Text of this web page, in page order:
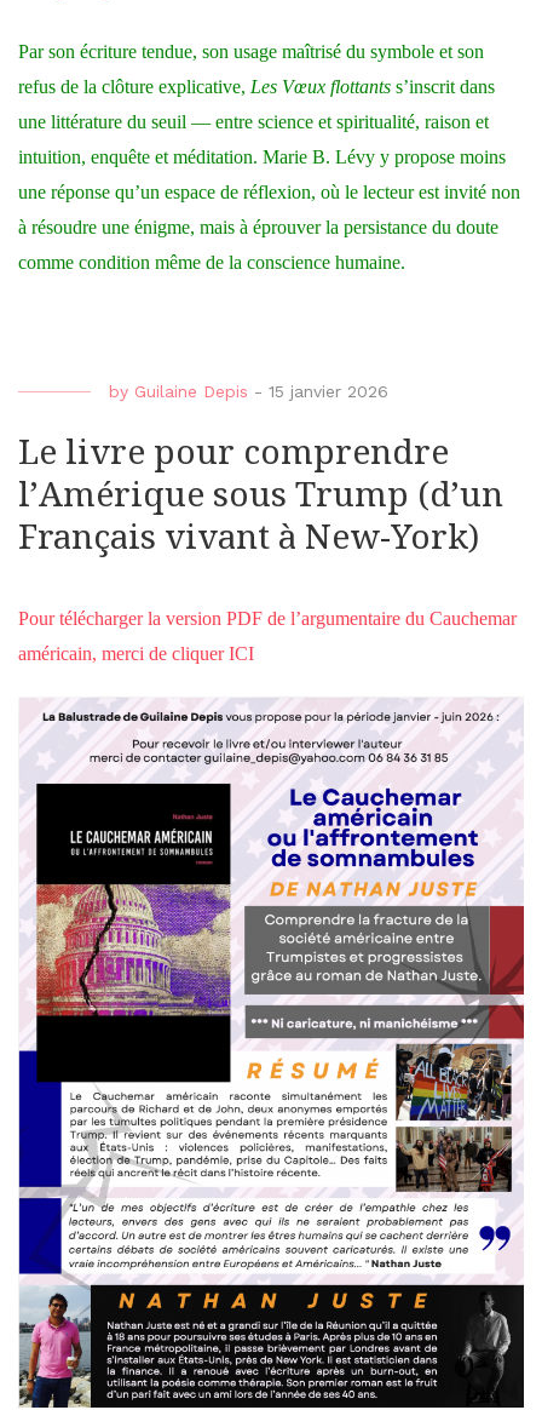
Par son écriture tendue, son usage maîtrisé du symbole et son
refus de la clôture explicative, Les Vœux flottants s’inscrit dans
une littérature du seuil — entre science et spiritualité, raison et
intuition, enquête et méditation. Marie B. Lévy y propose moins
une réponse qu’un espace de réflexion, où le lecteur est invité non
à résoudre une énigme, mais à éprouver la persistance du doute
comme condition même de la conscience humaine.
by Guilaine Depis - 15 janvier 2026
Le livre pour comprendre
l’Amérique sous Trump (d’un
Français vivant à New-York)
Pour télécharger la version PDF de l’argumentaire du Cauchemar
américain, merci de cliquer ICI